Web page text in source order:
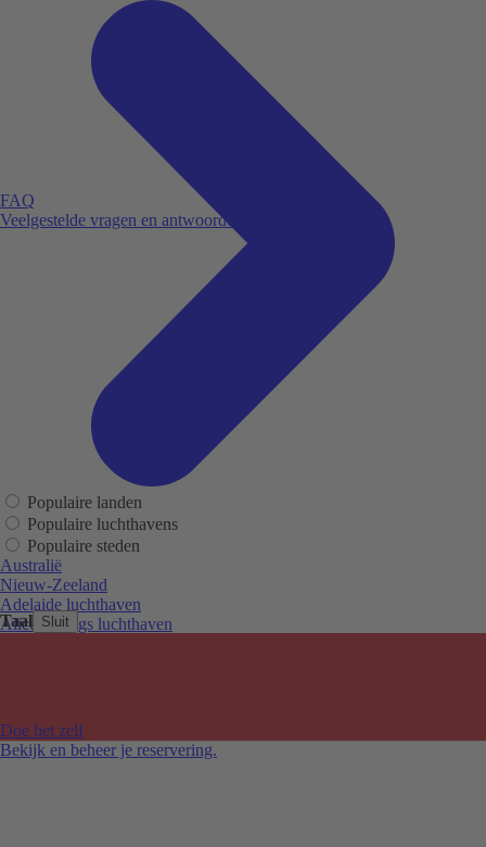
Taal Sluit
FAQ
Veelgestelde vragen en antwoorden.
Doe het zelf
Bekijk en beheer je reservering.
Populaire landen
Populaire luchthavens
Populaire steden
Australië
Nieuw-Zeeland
Adelaide luchthaven
Alice Springs luchthaven
Melbourne Tullamarine luchthaven
Perth luchthaven
Sydney luchthaven